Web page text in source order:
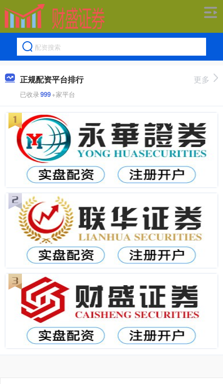
正规配资平台排行
已收录999+家平台
更多